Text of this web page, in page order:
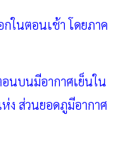
ในตอนเช้า โดยภาค
นบนมีอากาศเย็นใน
ง ส่วนยอดภูมีอากาศ